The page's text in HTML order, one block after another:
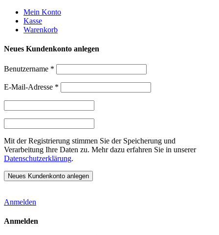
Weiter
zum
Inhalt
Mein Konto
Kasse
Warenkorb
Neues Kundenkonto anlegen
Benutzername *
E-Mail-Adresse *
Mit der Registrierung stimmen Sie der Speicherung und
Verarbeitung Ihre Daten zu. Mehr dazu erfahren Sie in unserer
Datenschutzerklärung.
Anmelden
Anmelden